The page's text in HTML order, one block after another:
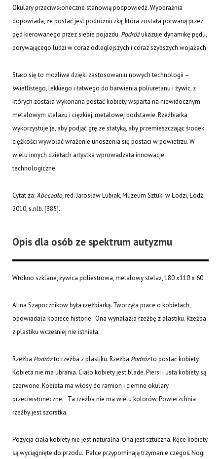
Okulary przeciwsłoneczne stanowią podpowiedź. Wyobraźnia
dopowiada, że postać jest podróżniczką, która została porwaną przez
pęd kierowanego przez siebie pojazdu. Podróżukazuje dynamikę pędu,
porywającego ludzi w coraz odleglejszych i coraz szybszych wojażach.
Stało się to możliwe dzięki zastosowaniu nowych technologii –
świetlistego, lekkiego i łatwego do barwienia poliuretanu i żywic, z
których została wykonana postać kobiety wsparta na niewidocznym
metalowym stelażu i ciężkiej, metalowej podstawie. Rzeźbiarka
wykorzystuje je, aby podjąć grę ze statyką, aby przemieszczając środek
ciężkości wywołać wrażenie unoszenia się postaci w powietrzu. W
wielu innych dziełach artystka wprowadzała innowacje
technologiczne.
Cytat za:Abecadło,red. Jarosław Lubiak, Muzeum Sztuki w Łodzi, Łódź
2010, s.nlb. [385].
Opis dla osób ze spektrum autyzmu
Włókno szklane, żywica poliestrowa, metalowy stelaż, 180 x110 x 60
Alina Szapocznikow była rzeźbiarką. Tworzyła prace o kobietach,
opowiadała kobiece historie. Ona wynalazła rzeźbę z plastiku. Rzeźba
z plastiku wcześniej nie istniała.
Rzeźba Podróżto rzeźba z plastiku. Rzeźba Podróżto postać kobiety.
Kobieta nie ma ubrania. Ciało kobiety jest blade. Piersi i usta kobiety są
czerwone. Kobieta ma włosy do ramion i ciemne okulary
przeciwsłoneczne. Ta rzeźba nie ma wielu kolorów. Powierzchnia
rzeźby jest szorstka.
Pozycja ciała kobiety nie jest naturalna. Ona jest sztuczna. Ręce kobiety
są wyciągnięte do przodu. Palce przypominają trzymanie czegoś. Nogi